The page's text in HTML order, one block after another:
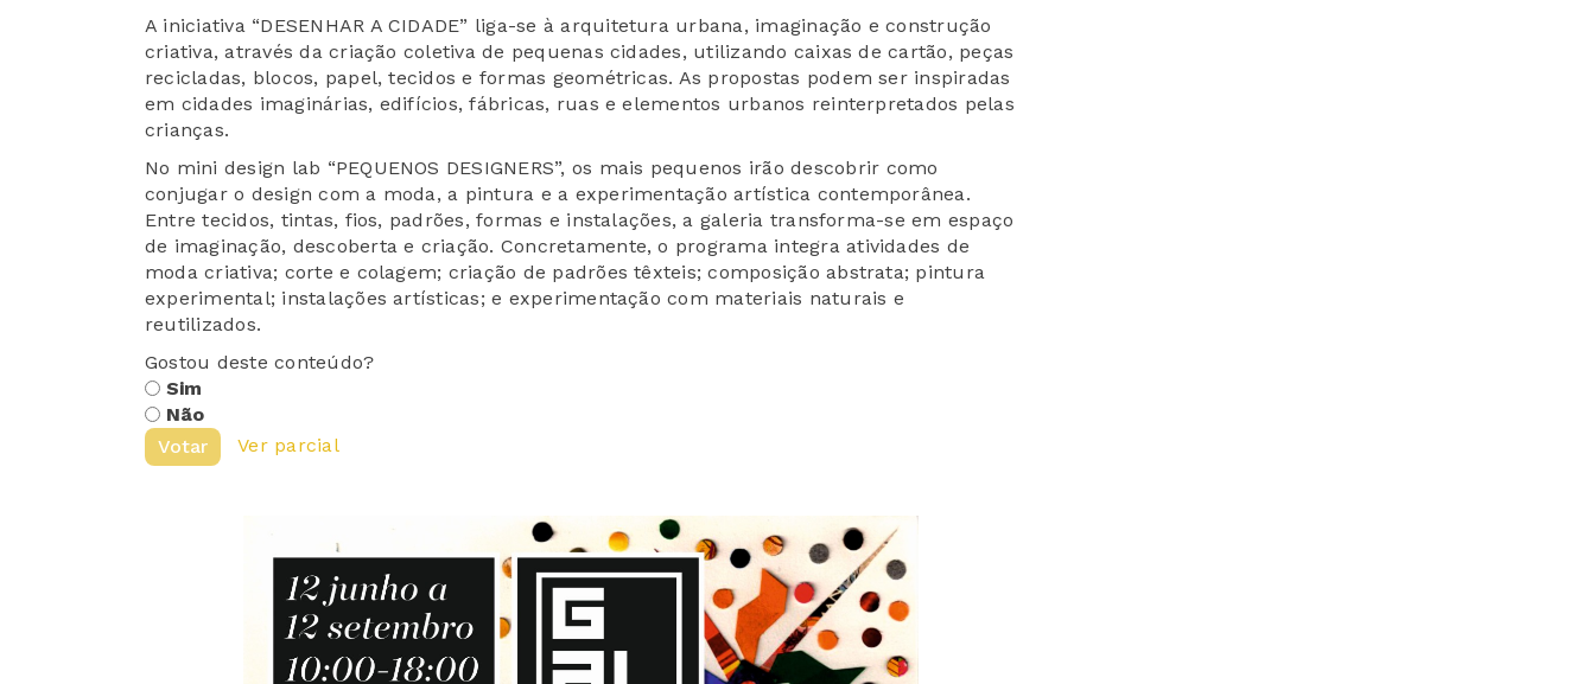
A iniciativa “DESENHAR A CIDADE” liga-se à arquitetura urbana, imaginação e construção
criativa, através da criação coletiva de pequenas cidades, utilizando caixas de cartão, peças
recicladas, blocos, papel, tecidos e formas geométricas. As propostas podem ser inspiradas
em cidades imaginárias, edifícios, fábricas, ruas e elementos urbanos reinterpretados pelas
crianças.
No mini design lab “PEQUENOS DESIGNERS”, os mais pequenos irão descobrir como
conjugar o design com a moda, a pintura e a experimentação artística contemporânea.
Entre tecidos, tintas, fios, padrões, formas e instalações, a galeria transforma-se em espaço
de imaginação, descoberta e criação. Concretamente, o programa integra atividades de
moda criativa; corte e colagem; criação de padrões têxteis; composição abstrata; pintura
experimental; instalações artísticas; e experimentação com materiais naturais e
reutilizados.
Gostou deste conteúdo?
Sim
Não
Votar
Ver parcial